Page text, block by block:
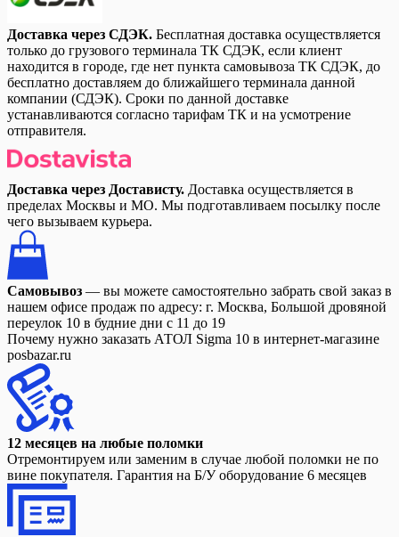
Доставка через СДЭК. Бесплатная доставка осуществляется
только до грузового терминала ТК СДЭК, если клиент
находится в городе, где нет пункта самовывоза ТК СДЭК, до
бесплатно доставляем до ближайшего терминала данной
компании (СДЭК). Сроки по данной доставке
устанавливаются согласно тарифам ТК и на усмотрение
отправителя.
Доставка через Достависту. Доставка осуществляется в
пределах Москвы и МО. Мы подготавливаем посылку после
чего вызываем курьера.
Самовывоз — вы можете самостоятельно забрать свой заказ в
нашем офисе продаж по адресу: г. Москва, Большой дровяной
переулок 10 в будние дни с 11 до 19
Почему нужно заказать АТОЛ Sigma 10 в интернет-магазине
posbazar.ru
12 месяцев на любые поломки
Отремонтируем или заменим в случае любой поломки не по
вине покупателя. Гарантия на Б/У оборудование 6 месяцев